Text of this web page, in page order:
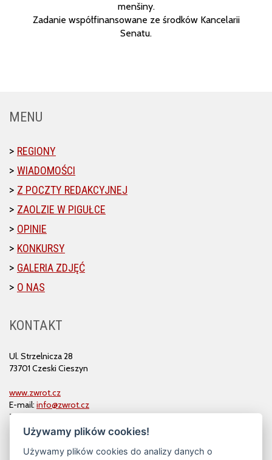
menšiny.
Zadanie współfinansowane ze środków Kancelarii
Senatu.
MENU
REGIONY
WIADOMOŚCI
Z POCZTY REDAKCYJNEJ
ZAOLZIE W PIGUŁCE
OPINIE
KONKURSY
GALERIA ZDJĘĆ
O NAS
KONTAKT
Ul. Strzelnicza 28
73701 Czeski Cieszyn
www.zwrot.cz
E-mail: info@zwrot.cz
Tel. i faks: 558 711 582
Używamy plików cookies!
Używamy plików cookies do analizy danych o